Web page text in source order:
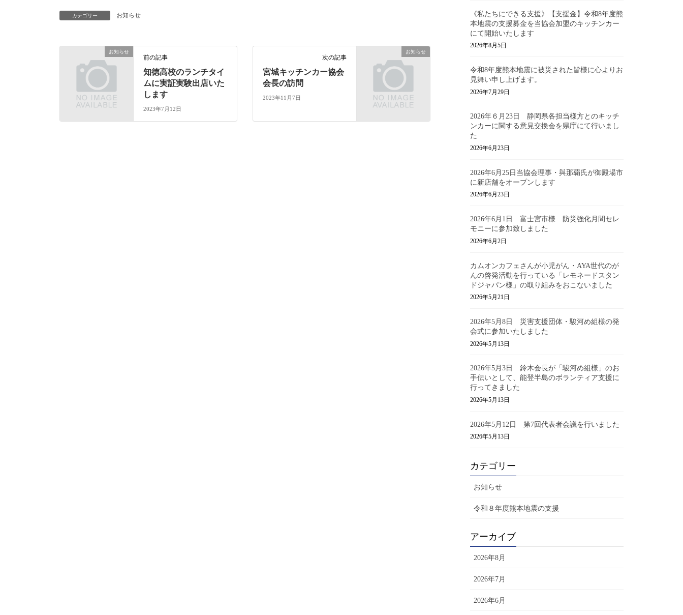
カテゴリー お知らせ
お知らせ
前の記事
知徳高校のランチタイ
ムに実証実験出店いた
します
2023年7月12日
お知らせ
次の記事
宮城キッチンカー協会
会長の訪問
2023年11月7日
《私たちにできる支援》【支援金】令和8年度熊
本地震の支援募金を当協会加盟のキッチンカー
にて開始いたします
2026年8月5日
令和8年度熊本地震に被災された皆様に心よりお
見舞い申し上げます。
2026年7月29日
2026年６月23日 静岡県各担当様方とのキッチ
ンカーに関する意見交換会を県庁にて行いまし
た
2026年6月23日
2026年6月25日当協会理事・與那覇氏が御殿場市
に新店舗をオープンします
2026年6月23日
2026年6月1日 富士宮市様 防災強化月間セレ
モニーに参加致しました
2026年6月2日
カムオンカフェさんが小児がん・AYA世代のが
んの啓発活動を行っている「レモネードスタン
ドジャパン様」の取り組みをおこないました
2026年5月21日
2026年5月8日 災害支援団体・駿河め組様の発
会式に参加いたしました
2026年5月13日
2026年5月3日 鈴木会長が「駿河め組様」のお
手伝いとして、能登半島のボランティア支援に
行ってきました
2026年5月13日
2026年5月12日 第7回代表者会議を行いました
2026年5月13日
カテゴリー
お知らせ
令和８年度熊本地震の支援
アーカイブ
2026年8月
2026年7月
2026年6月